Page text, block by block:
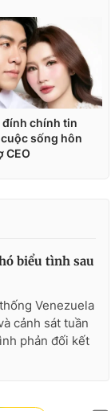
biểu tình sau
Venezuela
cảnh sát tuần
phản đối kết